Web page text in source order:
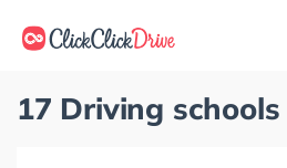
17 Driving